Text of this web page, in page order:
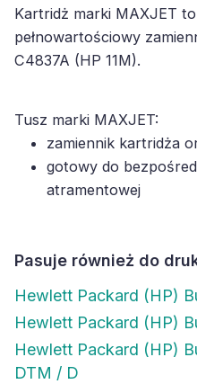
Kartridż marki MAXJET
pełnowartościowy
C4837A (HP 11M).
Tusz marki MAXJET:
zamiennik kartridża
gotowy do
atramentowej
Pasuje również do
Hewlett Packard (HP)
Hewlett Packard (HP)
Hewlett Packard (HP)
DTM / D